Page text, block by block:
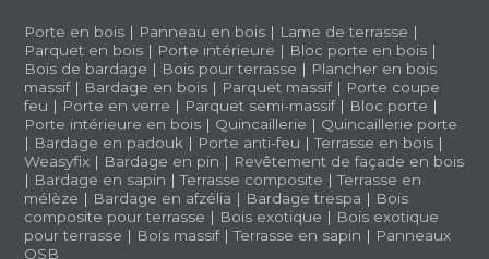
Porte en bois | Panneau en bois | Lame de terrasse |
Parquet en bois | Porte intérieure | Bloc porte en bois |
Bois de bardage | Bois pour terrasse | Plancher en bois
massif| Bardage en bois | Parquet massif| Porte coupe
feu | Porte en verre | Parquet semi-massif| Bloc porte |
Porte intérieure en bois | Quincaillerie | Quincaillerie porte
| Bardage en padouk | Porte anti-feu |Terrasse en bois |
Weasyfix | Bardage en pin | Revêtement de façade en bois
| Bardage en sapin |Terrasse composite |Terrasse en
mélèze | Bardage en afzélia | Bardage trespa | Bois
composite pour terrasse | Bois exotique | Bois exotique
pour terrasse | Bois massif|Terrasse en sapin | Panneaux
OSB